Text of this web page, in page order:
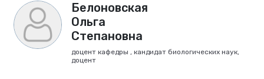
Белоновская
Ольга
Степановна
доцент кафедры , кандидат биологических наук,
доцент